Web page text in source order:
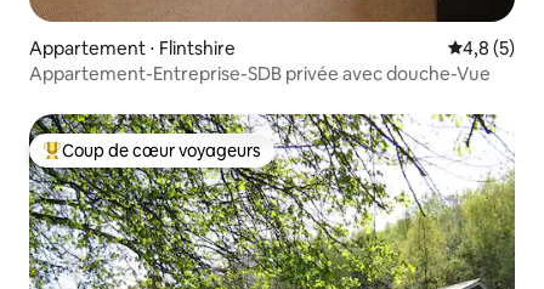
Appartement ⋅ Flintshire Évaluation
4,8 (5)
Appartement-Entreprise-SDB privée avec douche-Vue
Coups de cœur voyageurs les plus appréciés
Coup de cœur voyageurs